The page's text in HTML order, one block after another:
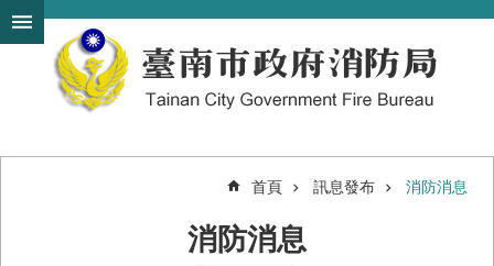
跳到主要內容區塊
搜
尋
進
首頁 訊息發布 消防消息
消防消息